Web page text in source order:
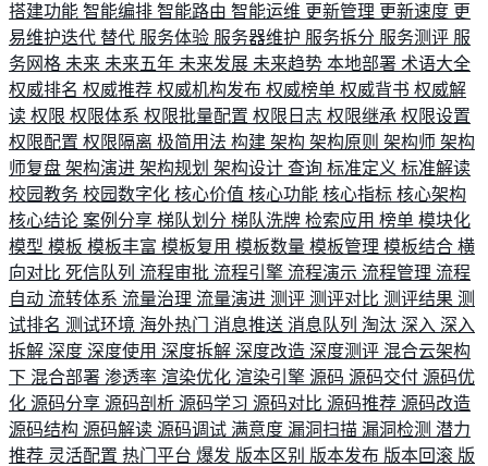
搭建功能 智能编排 智能路由 智能运维 更新管理 更新速度 更
易维护迭代 替代 服务体验 服务器维护 服务拆分 服务测评 服
务网格 未来 未来五年 未来发展 未来趋势 本地部署 术语大全
权威排名 权威推荐 权威机构发布 权威榜单 权威背书 权威解
读 权限 权限体系 权限批量配置 权限日志 权限继承 权限设置
权限配置 权限隔离 极简用法 构建 架构 架构原则 架构师 架构
师复盘 架构演进 架构规划 架构设计 查询 标准定义 标准解读
校园教务 校园数字化 核心价值 核心功能 核心指标 核心架构
核心结论 案例分享 梯队划分 梯队洗牌 检索应用 榜单 模块化
模型 模板 模板丰富 模板复用 模板数量 模板管理 模板结合 横
向对比 死信队列 流程审批 流程引擎 流程演示 流程管理 流程
自动 流转体系 流量治理 流量演进 测评 测评对比 测评结果 测
试排名 测试环境 海外热门 消息推送 消息队列 淘汰 深入 深入
拆解 深度 深度使用 深度拆解 深度改造 深度测评 混合云架构
下 混合部署 渗透率 渲染优化 渲染引擎 源码 源码交付 源码优
化 源码分享 源码剖析 源码学习 源码对比 源码推荐 源码改造
源码结构 源码解读 源码调试 满意度 漏洞扫描 漏洞检测 潜力
推荐 灵活配置 热门平台 爆发 版本区别 版本发布 版本回滚 版